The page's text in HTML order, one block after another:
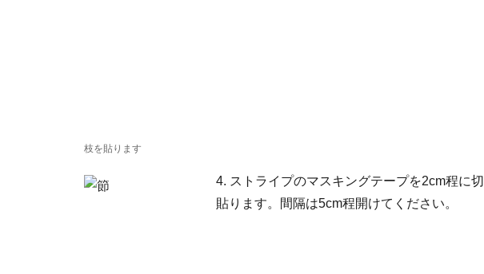
枝を貼ります
4. ストライプのマスキングテープを2cm程に
貼ります。間隔は5cm程開けてください。